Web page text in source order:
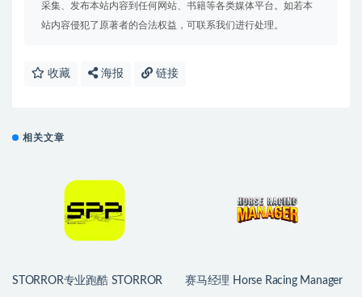
采集、发布本站内容到任何网站、书籍等各类媒体平台。如若本
站内容侵犯了原著者的合法权益，可联系我们进行处理。
收藏 海报 链接
相关文章
STORROR专业跑酷 STORROR
赛马经理 Horse Racing Manager